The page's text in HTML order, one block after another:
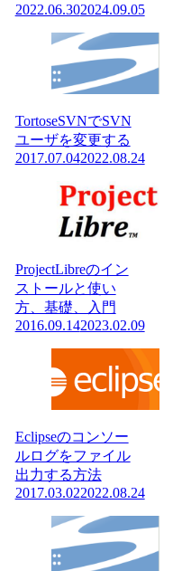
2022.06.302024.09.05
TortoseSVNでSVN
ユーザを変更する
2017.07.042022.08.24
ProjectLibreのイン
ストールと使い
方、基礎、入門
2016.09.142023.02.09
Eclipseのコンソー
ルログをファイル
出力する方法
2017.03.022022.08.24